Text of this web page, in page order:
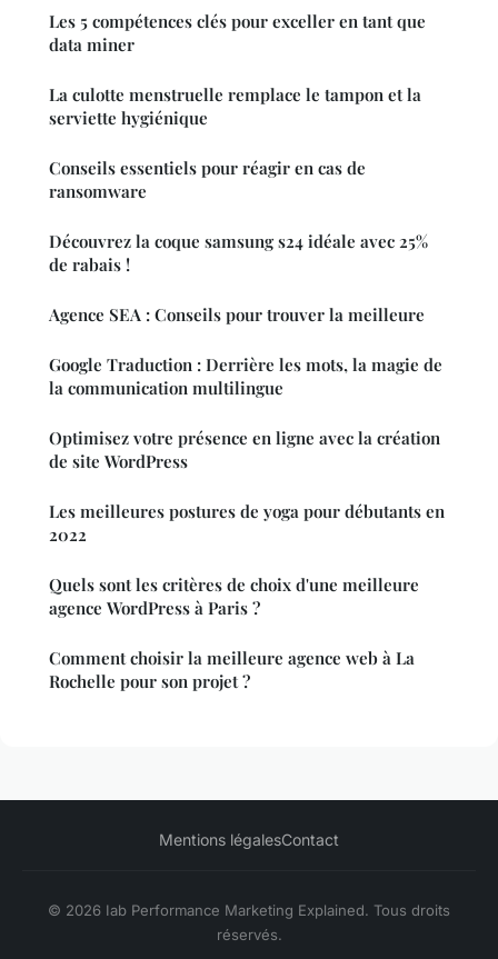
Les 5 compétences clés pour exceller en tant que
data miner
La culotte menstruelle remplace le tampon et la
serviette hygiénique
Conseils essentiels pour réagir en cas de
ransomware
Découvrez la coque samsung s24 idéale avec 25%
de rabais !
Agence SEA : Conseils pour trouver la meilleure
Google Traduction : Derrière les mots, la magie de
la communication multilingue
Optimisez votre présence en ligne avec la création
de site WordPress
Les meilleures postures de yoga pour débutants en
2022
Quels sont les critères de choix d'une meilleure
agence WordPress à Paris ?
Comment choisir la meilleure agence web à La
Rochelle pour son projet ?
Mentions légalesContact
© 2026 Iab Performance Marketing Explained. Tous droits
réservés.